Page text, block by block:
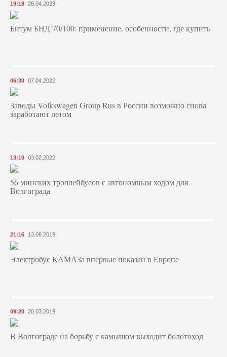
19:18 28.04.2023
Битум БНД 70/100: применение, особенности, где купить
06:30 07.04.2022
Заводы Volkswagen Group Rus в России возможно снова
заработают летом
13:10 03.02.2022
56 минских троллейбусов с автономным ходом для
Волгограда
21:16 13.06.2019
Электробус КАМАЗа впервые показан в Европе
09:20 20.03.2019
В Волгограде на борьбу с камышом выходит болотоход